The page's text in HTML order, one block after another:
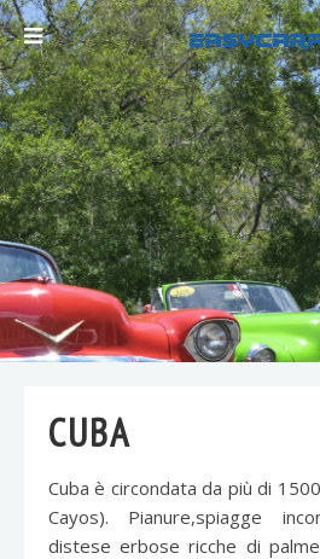
CUBA
Cuba è circondata da più di
Cayos). Pianure,spiagge
distese erbose ricche di